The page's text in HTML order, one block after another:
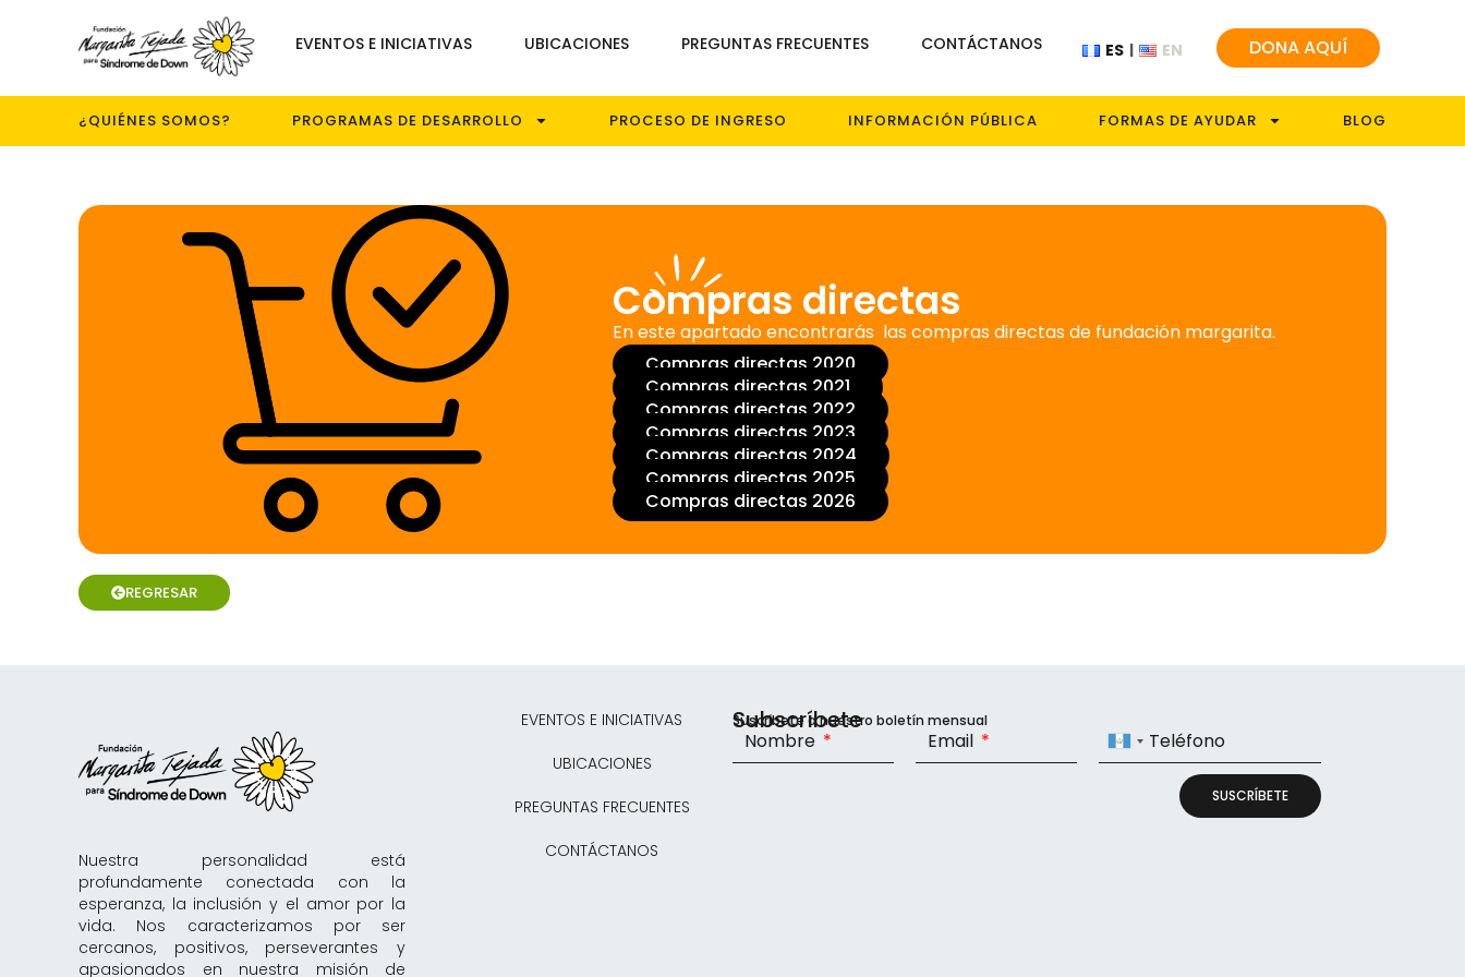
EVENTOS E INICIATIVAS UBICACIONES PREGUNTAS FRECUENTES CONTÁCTANOS ES EN DONA AQUÍ
¿QUIÉNES SOMOS? PROGRAMAS DE DESARROLLO PROCESO DE INGRESO INFORMACIÓN PÚBLICA FORMAS DE AYUDAR BLOG
Compras directas
En este apartado encontrarás las compras directas de fundación margarita.
Compras directas 2020
Compras directas 2021
Compras directas 2022
Compras directas 2023
Compras directas 2024
Compras directas 2025
Compras directas 2026
REGRESAR
Nuestra personalidad está
profundamente conectada con la
esperanza, la inclusión y el amor por la
vida. Nos caracterizamos por ser
cercanos, positivos, perseverantes y
apasionados en nuestra misión de
EVENTOS E INICIATIVAS
UBICACIONES
PREGUNTAS FRECUENTES
CONTÁCTANOS
Subscríbete
Suscríbete a nuestro boletín mensual
Nombre Email Teléfono
Guatemala
SUSCRÍBETE